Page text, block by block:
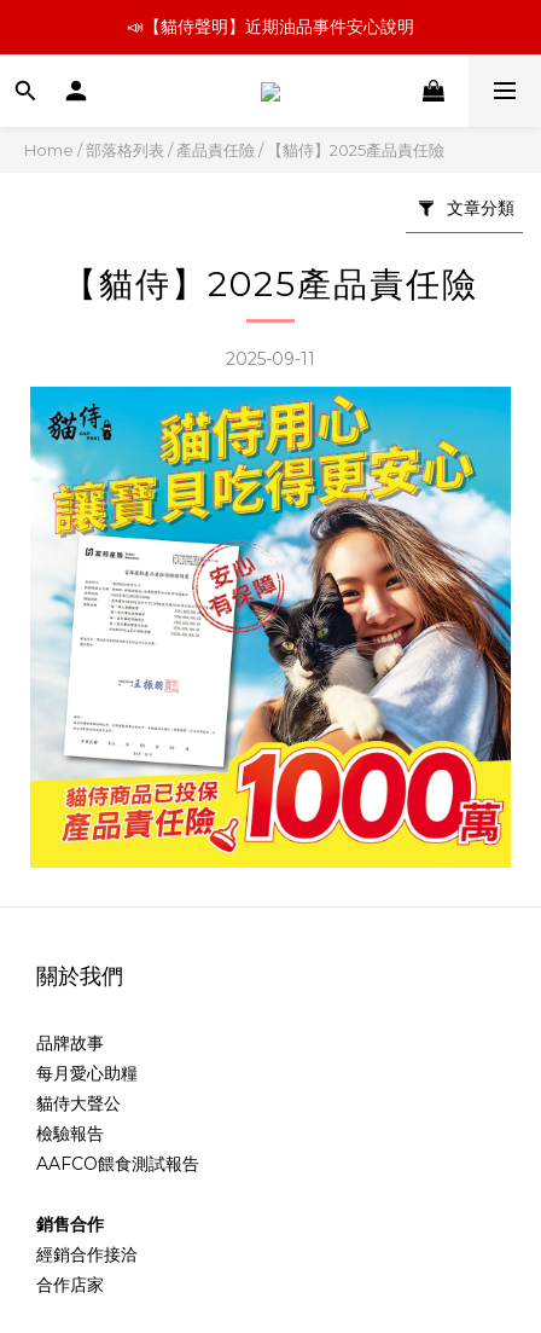
📣【貓侍聲明】近期油品事件安心說明
📣【貓侍聲明】近期油品事件安心說明
新朋友嚐鮮 🚛小份量超取免運組   👉飼料、罐罐立即看
Home /部落格列表 /產品責任險 / 【貓侍】2025產品責任險
文章分類
【貓侍】2025產品責任險
2025-09-11
關於我們
品牌故事
每月愛心助糧
貓侍大聲公
檢驗報告
AAFCO餵食測試報告
銷售合作
經銷合作接洽
合作店家